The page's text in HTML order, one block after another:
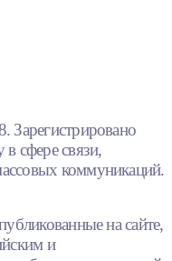
сфере связи,
коммуникаций.
на сайте,
и